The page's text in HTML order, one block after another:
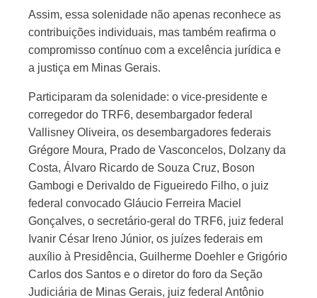
Assim, essa solenidade não apenas reconhece as
contribuições individuais, mas também reafirma o
compromisso contínuo com a excelência jurídica e
a justiça em Minas Gerais.
Participaram da solenidade: o vice-presidente e
corregedor do TRF6, desembargador federal
Vallisney Oliveira, os desembargadores federais
Grégore Moura, Prado de Vasconcelos, Dolzany da
Costa, Álvaro Ricardo de Souza Cruz, Boson
Gambogi e Derivaldo de Figueiredo Filho, o juiz
federal convocado Gláucio Ferreira Maciel
Gonçalves, o secretário-geral do TRF6, juiz federal
Ivanir César Ireno Júnior, os juízes federais em
auxílio à Presidência, Guilherme Doehler e Grigório
Carlos dos Santos e o diretor do foro da Seção
Judiciária de Minas Gerais, juiz federal Antônio